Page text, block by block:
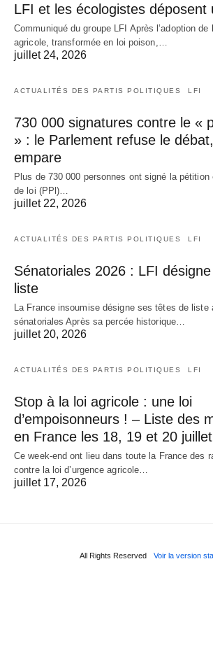
LFI et les écologistes déposent
Communiqué du groupe LFI Après l’adoption de
agricole, transformée en loi poison,…
juillet 24, 2026
ACTUALITÉS DES PARTIS POLITIQUES LFI
730 000 signatures contre le «
» : le Parlement refuse le
empare
Plus de 730 000 personnes ont signé la
de loi (PPl)…
juillet 22, 2026
ACTUALITÉS DES PARTIS POLITIQUES LFI
Sénatoriales 2026 : LFI
liste
La France insoumise désigne ses têtes de liste
sénatoriales Après sa percée historique…
juillet 20, 2026
ACTUALITÉS DES PARTIS POLITIQUES LFI
Stop à la loi agricole : une loi
d’empoisonneurs ! – Liste des
en France les 18, 19 et 20 juillet
Ce week-end ont lieu dans toute la France des
contre la loi d’urgence agricole…
juillet 17, 2026
All Rights Reserved Voir la version